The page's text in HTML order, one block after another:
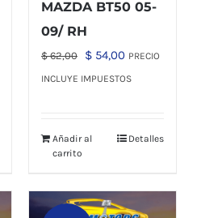
MAZDA BT50 05-
09/ RH
$62,00
El
precio
$ 62,00.
$ 54,00El
precio
$ 54,00.
PRECIO
INCLUYE IMPUESTOS
Añadir al
carrito
Detalles